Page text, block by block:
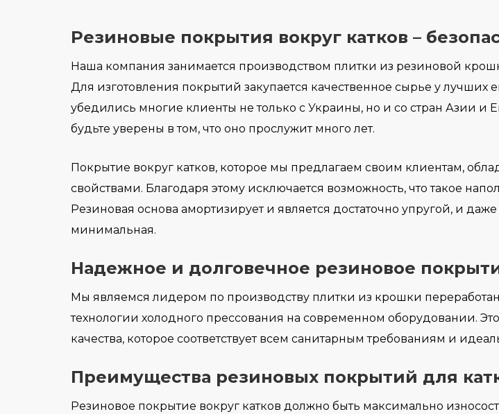
Резиновые покрытия вокруг катков –
Наша компания занимается производством плитки из резиновой
Для изготовления покрытий закупается качественное сырье у
убедились многие клиенты не только с Украины, но и со стран Азии
будьте уверены в том, что оно прослужит много лет.
Покрытие вокруг катков, которое мы предлагаем своим клиентам,
свойствами. Благодаря этому исключается возможность, что такое
Резиновая основа амортизирует и является достаточно упругой, и
минимальная.
Надежное и долговечное резиновое
Мы являемся лидером по производству плитки из крошки
технологии холодного прессования на современном оборудовании.
качества, которое соответствует всем санитарным требованиям и
Преимущества резиновых покрытий для
Резиновое покрытие вокруг катков должно быть максимально